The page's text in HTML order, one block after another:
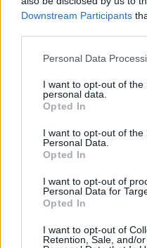
Downstream Participants
Personal Data
I want to opt-out of the
personal data.
Opted In
I want to opt-out of the
Personal Data.
Opted In
I want to opt-out of
Personal Data for
Opted In
I want to opt-out of
Retention, Sale, and/